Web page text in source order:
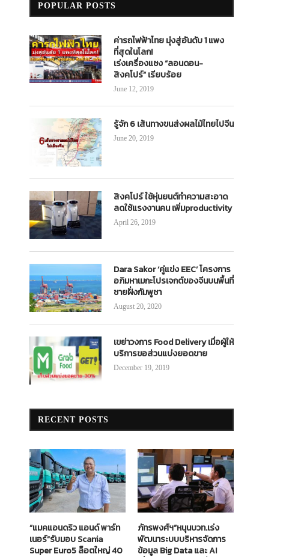
เปลี่ยนใช้ B20
POPULAR POSTS
ค่ารถไฟฟ้าไทย มุ่งสู่อันดับ 1 แพง
ที่สุดในโลก!
เร่งเครื่องแซง “ลอนดอน-
สิงคโปร์” เรียบร้อย
June 12, 2019
รู้จัก 6 เส้นทางขนส่งผลไม้ไทยไปจีน
June 20, 2019
สิงคโปร์ ใช้หุ่นยนต์ทำความสะอาด
ลดใช้แรงงานคน เพิ่มproductivity
April 26, 2019
Dara Sakor ‘คู่แข่ง EEC’ โครงการ
อภิมหาเมกะโปรเจกต์ของจีนบนพื้นที่
ชายฝั่งกัมพูชา
August 20, 2020
เขย่าวงการ Food Delivery เมื่อผู้ให้
บริการขอส่วนแบ่งยอดขาย
December 19, 2019
RECENT POSTS
“แมคแอนดริว แอนด์ พาร์ท
เนอร์”รับมอบ Scania
Super Euro5 ล็อตใหญ่ 40
ภัทรพงศ์ฯ”หนุนบวท.เร่ง
พัฒนาระบบบริหารจัดการ
ข้อมูล Big Data และ AI